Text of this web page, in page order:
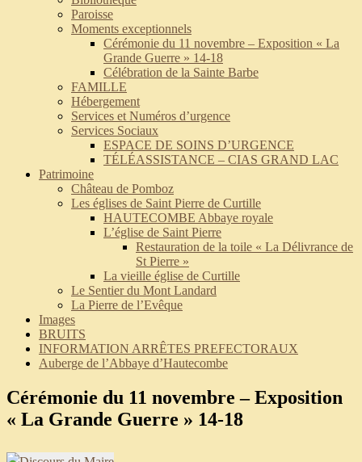
Paroisse
Moments exceptionnels
Cérémonie du 11 novembre – Exposition « La
Grande Guerre » 14-18
Célébration de la Sainte Barbe
FAMILLE
Hébergement
Services et Numéros d’urgence
Services Sociaux
ESPACE DE SOINS D’URGENCE
TÉLÉASSISTANCE – CIAS GRAND LAC
Patrimoine
Château de Pomboz
Les églises de Saint Pierre de Curtille
HAUTECOMBE Abbaye royale
L’église de Saint Pierre
Restauration de la toile « La Délivrance de
St Pierre »
La vieille église de Curtille
Le Sentier du Mont Landard
La Pierre de l’Evêque
Images
BRUITS
INFORMATION ARRÊTES PREFECTORAUX
Auberge de l’Abbaye d’Hautecombe
Cérémonie du 11 novembre – Exposition
« La Grande Guerre » 14-18